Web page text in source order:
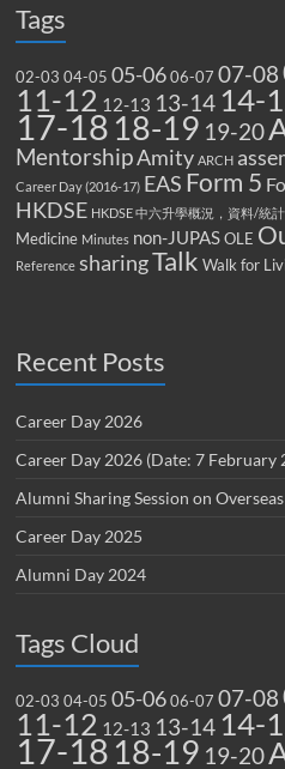
Tags
02-03 04-05 05-06 06-07 07-08
11-12 12-13 13-14 14-
17-1818-19 19-20
MentorshipAmity ARCH
Career Day (2016-17) EAS Form 5
HKDSE HKDSE 中六升學概況，資料/統計
Medicine Minutes non-JUPAS OLE
Reference sharingTalk Walk for
Recent Posts
Career Day 2026
Career Day 2026 (Date: 7 February
Alumni Sharing Session on
Career Day 2025
Alumni Day 2024
Tags Cloud
02-03 04-05 05-06 06-07 07-08
11-12 12-13 13-14 14-
17-1818-19 19-20